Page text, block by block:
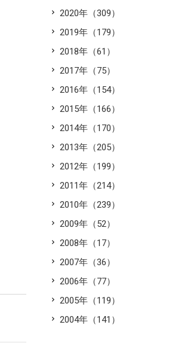
2020年（309）
2019年（179）
2018年（61）
2017年（75）
2016年（154）
2015年（166）
2014年（170）
2013年（205）
2012年（199）
2011年（214）
2010年（239）
2009年（52）
2008年（17）
2007年（36）
2006年（77）
2005年（119）
2004年（141）